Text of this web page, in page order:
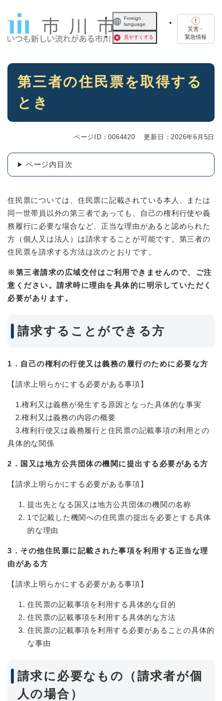
Foreign
language
見やすくする
災害・
緊急情報
本
第三者の住民票を取得する
とき
ページID：0064420 更新日：2026年6月5日
ページ内目次
住民票については、住民票に記載されている本人、または
同一世帯員以外の第三者であっても、自己の権利行使や義
務履行に必要な場合など、正当な理由があると認められた
方（個人又は法人）は請求することが可能です。第三者の
住民票を請求する方法は次のとおりです。
※第三者請求の広域交付はご利用できませんので、ご注
意ください。請求時に理由を具体的に明示していただく
必要があります。
請求することができる方
1．自己の権利の行使又は義務の履行のために必要な方
【請求上明らかにする必要がある事項】
1.権利又は義務が発生する原因となった具体的な事実
2.権利又は義務の内容の概要
3.権利行使又は義務履行と住民票の記載事項の利用との
具体的な関係
2．国又は地方公共団体の機関に提出する必要がある方
【請求上明らかにする必要がある事項】
提出先となる国又は地方公共団体の機関の名称
1で記載した機関への住民票の提出を必要とする具体
的な理由
3．その他住民票に記載された事項を利用する正当な理
由がある方
【請求上明らかにする必要がある事項】
住民票の記載事項を利用する具体的な目的
住民票の記載事項を利用する具体的な方法
住民票の記載事項を利用する必要があることの具体的
な事由
請求に必要なもの（請求者が個
人の場合）